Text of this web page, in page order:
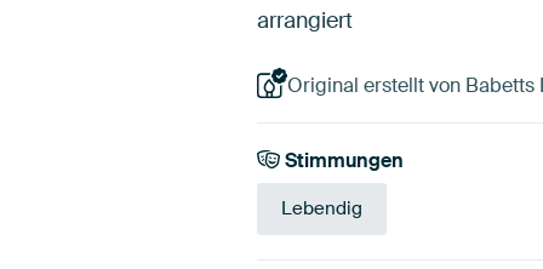
arrangiert
Original erstellt von Babetts
Stimmungen
Lebendig